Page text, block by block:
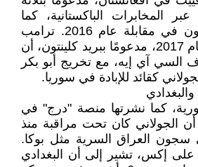
المخابرات الباكستانية، كما
اعترفت هيلاري كلينتون في مقابلة عام 2016. ترامب
كشف في تغريدات عام 2017، مدعومًا ببريد كلينتون، أن
آي إيه، مع تخريج أبو بكر
كقائد للإبادة في سوريا.
كما نشرتها منصة "درج" في
تظهر أن الجولاني كان تحت مراقبة منذ
سجون العراق السرية مثل بوكا.
على إكس، تشير إلى أن البغدادي